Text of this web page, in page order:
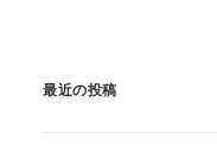
最近の投稿